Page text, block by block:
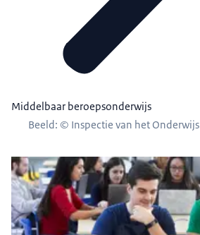
Middelbaar beroepsonderwijs
Beeld: © Inspectie van het Onderwijs